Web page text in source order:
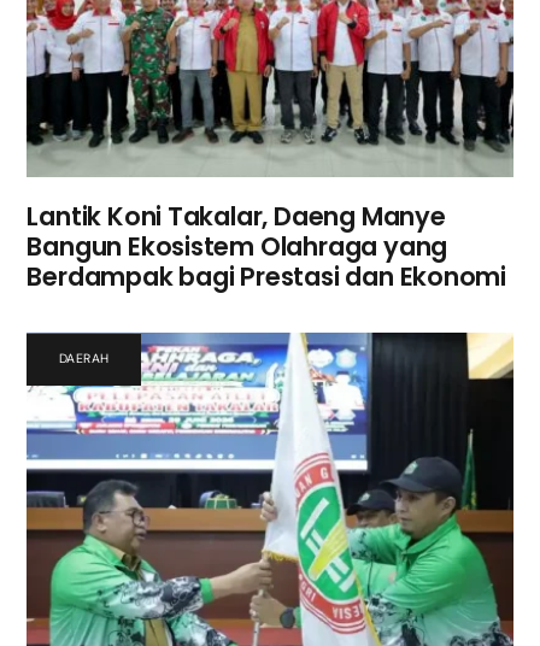
Lantik Koni Takalar, Daeng Manye
Bangun Ekosistem Olahraga yang
Berdampak bagi Prestasi dan Ekonomi
DAERAH